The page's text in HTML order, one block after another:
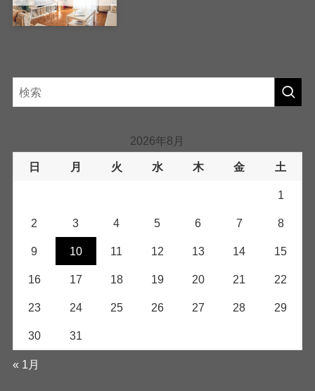
2026年8月
日 月 火 水 木 金 土
1
2 3 4 5 6 7 8
9 10 11 12 13 14 15
16 17 18 19 20 21 22
23 24 25 26 27 28 29
30 31
« 1月